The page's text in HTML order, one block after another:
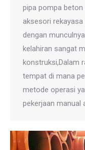
pipa pompa beton
aksesori
dengan
kelahiran sangat
konstruksi,Dalam
tempat di mana
metode operasi
pekerjaan manual